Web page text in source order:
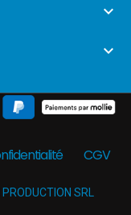


CGV
SRL